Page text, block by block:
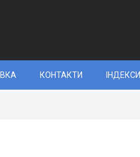
КОНТАКТИ ІНДЕКСИ